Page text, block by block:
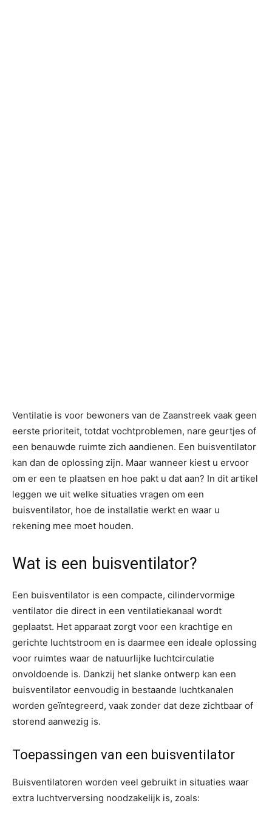
Ventilatie is voor bewoners van de Zaanstreek vaak geen
eerste prioriteit, totdat vochtproblemen, nare geurtjes of
een benauwde ruimte zich aandienen. Een buisventilator
kan dan de oplossing zijn. Maar wanneer kiest u ervoor
om er een te plaatsen en hoe pakt u dat aan? In dit artikel
leggen we uit welke situaties vragen om een
buisventilator, hoe de installatie werkt en waar u
rekening mee moet houden.
Wat is een buisventilator?
Een buisventilator is een compacte, cilindervormige
ventilator die direct in een ventilatiekanaal wordt
geplaatst. Het apparaat zorgt voor een krachtige en
gerichte luchtstroom en is daarmee een ideale oplossing
voor ruimtes waar de natuurlijke luchtcirculatie
onvoldoende is. Dankzij het slanke ontwerp kan een
buisventilator eenvoudig in bestaande luchtkanalen
worden geïntegreerd, vaak zonder dat deze zichtbaar of
storend aanwezig is.
Toepassingen van een buisventilator
Buisventilatoren worden veel gebruikt in situaties waar
extra luchtverversing noodzakelijk is, zoals: